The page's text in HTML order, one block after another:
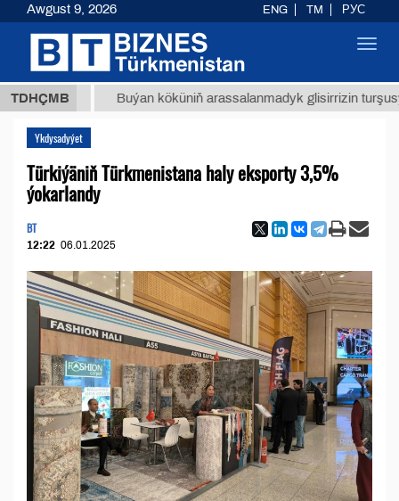
TDHÇMB Buýan köküniň arassalanmadyk glisirrizin turşusy (t.)
Ykdysadyýet
Türkiýäniň Türkmenistana haly eksporty 3,5%
ýokarlandy
BT
12:22 06.01.2025
Awgust 9, 2026 ENG TM РУС